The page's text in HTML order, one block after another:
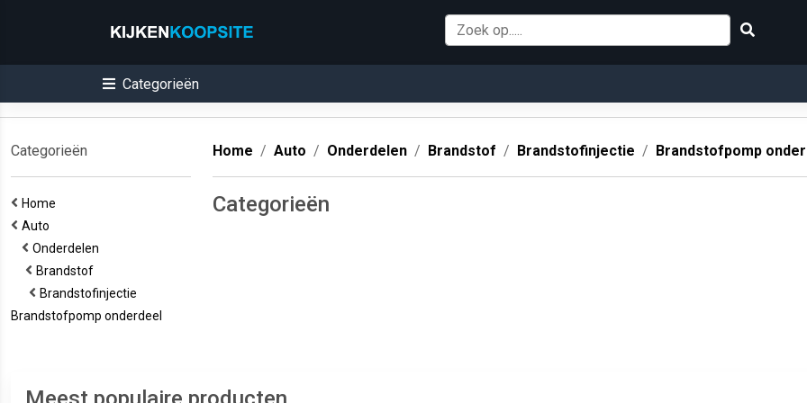
Categorieën
Categorieën
Home
Auto
Onderdelen
Brandstof
Brandstofinjectie
Brandstofpomp onderdeel
Home Auto Onderdelen Brandstof Brandstofinjectie Brandstofpomp
Categorieën